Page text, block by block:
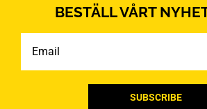
BESTÄLL VÅRT